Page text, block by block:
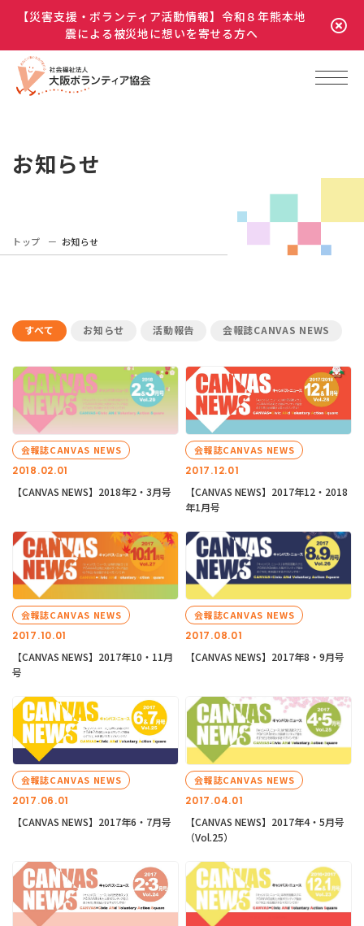
【災害支援・ボランティア活動情報】令和８年熊本地
震による被災地に想いを寄せる方へ
お知らせ
トップ お知らせ
すべて お知らせ 活動報告 会報誌CANVAS NEWS
2018.02.01
会報誌CANVAS NEWS
【CANVAS NEWS】2018年2・3月号
2017.12.01
会報誌CANVAS NEWS
【CANVAS NEWS】2017年12・2018
年1月号
2017.10.01
会報誌CANVAS NEWS
【CANVAS NEWS】2017年10・11月
号
2017.08.01
会報誌CANVAS NEWS
【CANVAS NEWS】2017年8・9月号
2017.06.01
会報誌CANVAS NEWS
【CANVAS NEWS】2017年6・7月号
2017.04.01
会報誌CANVAS NEWS
【CANVAS NEWS】2017年4・5月号
（Vol.25）